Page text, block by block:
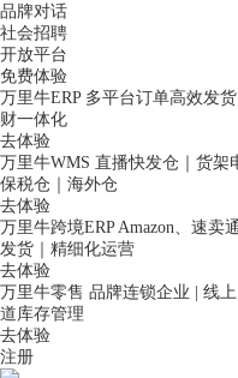
品牌对话
社会招聘
开放平台
免费体验
万里牛ERP 多平台订单高效发
财一体化
去体验
万里牛WMS 直播快发仓｜货架
保税仓｜海外仓
去体验
万里牛跨境ERP Amazon、速卖
发货｜精细化运营
去体验
万里牛零售 品牌连锁企业 | 线
道库存管理
去体验
注册